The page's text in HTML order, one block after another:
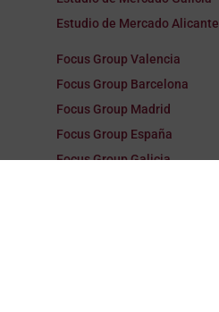
Estudio de Mercado Alicante
Focus Group Valencia
Focus Group Barcelona
Focus Group Madrid
Focus Group España
Focus Group Galicia